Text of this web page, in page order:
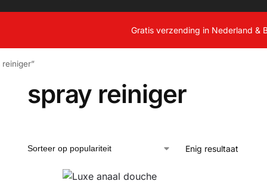
Gratis verzending in Nederland &
spray reiniger
Enig resultaat